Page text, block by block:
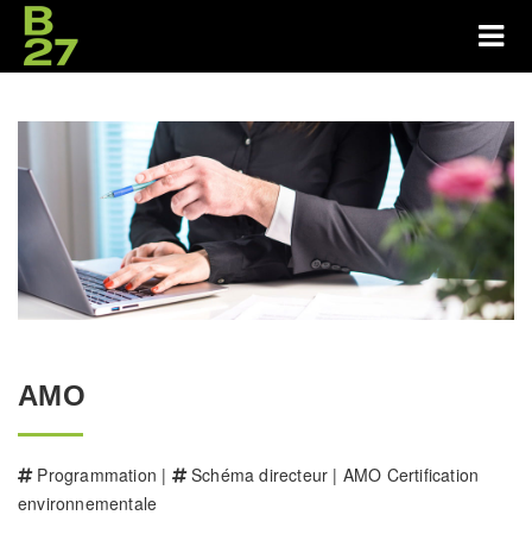
AMO
Programmation |
Schéma directeur | AMO Certification
environnementale